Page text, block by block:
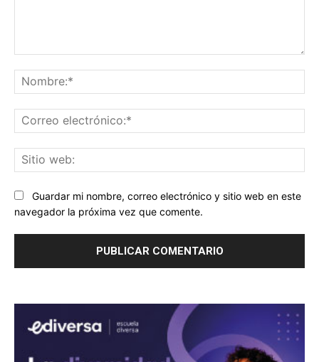
Guardar mi nombre, correo electrónico y sitio web en este
navegador la próxima vez que comente.